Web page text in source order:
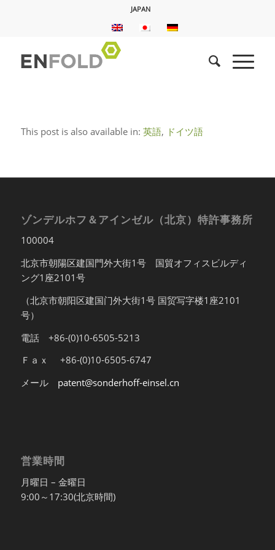
JAPAN
This post is also available in: 英語 ドイツ語
ゾンデルホフ＆アインゼル（北京）特許事務所
100004
北京市朝陽区建国門外大街1号 国貿オフィスビルディ
ング1座2101号
（北京市朝阳区建国门外大街1号 国贸写字楼1座2101
号）
電話 +86-(0)10-6505-5213
Ｆａｘ +86-(0)10-6505-6747
メール patent@sonderhoff-einsel.cn
営業時間
月曜日 – 金曜日
9:00～17:30(北京時間)